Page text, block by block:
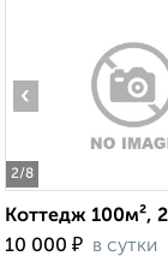
2/8
‹
Коттедж 100м²,
10 000 ₽ в сутки